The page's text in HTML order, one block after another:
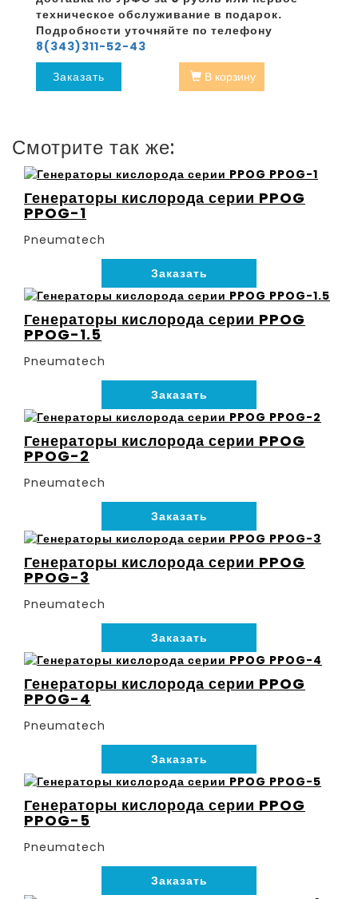
техническое обслуживание в подарок.
Подробности уточняйте по телефону
8(343)311-52-43
Заказать
В корзину
Смотрите так же:
Генераторы кислорода серии PPOG
PPOG-1
Pneumatech
Заказать
Генераторы кислорода серии PPOG
PPOG-1.5
Pneumatech
Заказать
Генераторы кислорода серии PPOG
PPOG-2
Pneumatech
Заказать
Генераторы кислорода серии PPOG
PPOG-3
Pneumatech
Заказать
Генераторы кислорода серии PPOG
PPOG-4
Pneumatech
Заказать
Генераторы кислорода серии PPOG
PPOG-5
Pneumatech
Заказать